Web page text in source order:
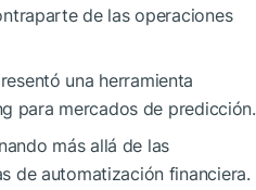
de las operaciones
una herramienta
para mercados de predicción.
más allá de las
de automatización financiera.